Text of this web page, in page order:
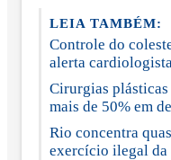
LEIA TAMBÉM:
Controle do
alerta cardiologista
Cirurgias plásticas
mais de 50% em
Rio concentra
exercício ilegal da